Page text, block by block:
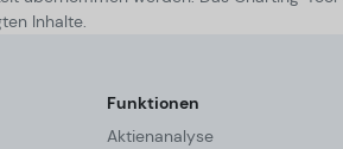
Inhalte.
Funktionen
Aktienanalyse